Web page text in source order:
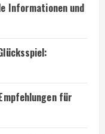
Informationen und
für